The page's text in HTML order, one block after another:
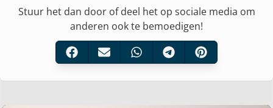
Stuur het dan door of deel het op sociale media om
anderen ook te bemoedigen!